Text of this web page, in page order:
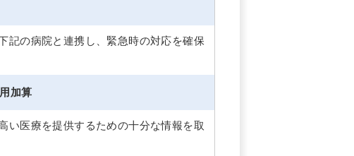
記の病院と連携し、緊急時の対応を確保
加算
い医療を提供するための十分な情報を取